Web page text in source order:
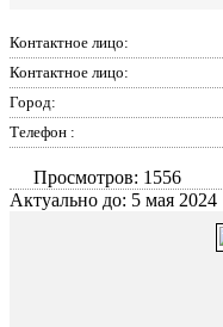
Контактное лицо:
Контактное лицо:
Город:
Телефон :
Просмотров: 1556
Актуально до: 5 мая 2024